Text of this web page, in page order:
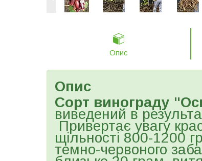
Опис
Опис
Сорт винограду
виведений в
Привертає увагу
щільності 800-1200
темно-червоного